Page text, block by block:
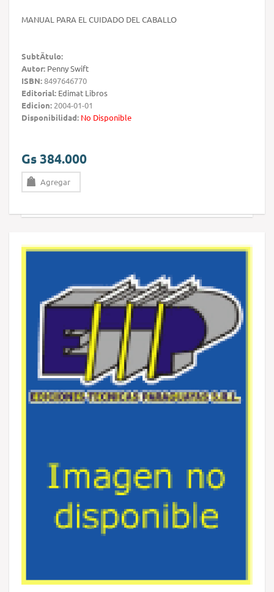
MANUAL PARA EL CUIDADO DEL CABALLO
SubtÃ­tulo:
Autor: Penny Swift
ISBN:8497646770
Editorial: Edimat Libros
Edicion: 2004-01-01
Disponibilidad: No Disponible
Gs 384.000
Agregar